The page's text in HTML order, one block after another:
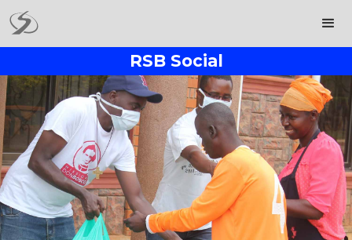
RSB Social